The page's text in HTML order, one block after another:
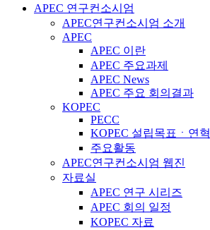
APEC 연구컨소시엄
APEC연구컨소시엄 소개
APEC
APEC 이란
APEC 주요과제
APEC News
APEC 주요 회의결과
KOPEC
PECC
KOPEC 설립목표ㆍ연혁
주요활동
APEC연구컨소시엄 웹진
자료실
APEC 연구 시리즈
APEC 회의 일정
KOPEC 자료